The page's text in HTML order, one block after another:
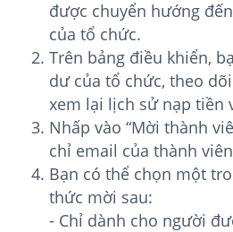
được chuyển hướng
của tổ chức.
Trên bảng điều khiển,
dư của tổ chức, theo
xem lại lịch sử nạp tiền
Nhấp vào “Mời thành
chỉ email của thành
Bạn có thể chọn một
thức mời sau:
- Chỉ dành cho người